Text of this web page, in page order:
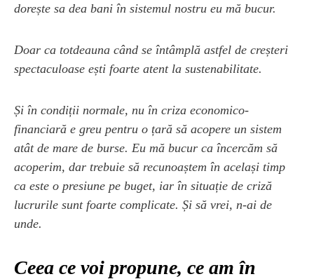
dorește sa dea bani în sistemul nostru eu mă bucur.
Doar ca totdeauna când se întâmplă astfel de creșteri
spectaculoase ești foarte atent la sustenabilitate.
Și în condiții normale, nu în criza economico-
financiară e greu pentru o țară să acopere un sistem
atât de mare de burse. Eu mă bucur ca încercăm să
acoperim, dar trebuie să recunoaștem în același timp
ca este o presiune pe buget, iar în situație de criză
lucrurile sunt foarte complicate. Și să vrei, n-ai de
unde.
Ceea ce voi propune, ce am în